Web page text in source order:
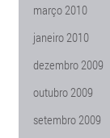
março 2010
janeiro 2010
dezembro 2009
outubro 2009
setembro 2009